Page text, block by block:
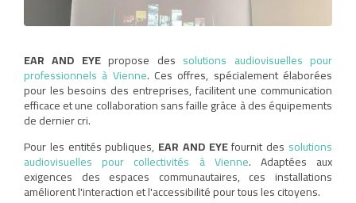
EAR AND EYEpropose des solutions audiovisuelles pour
professionnels à Vienne. Ces offres, spécialement élaborées
pour les besoins des entreprises, facilitent une communication
efficace et une collaboration sans faille grâce à des équipements
de dernier cri.
Pour les entités publiques, EAR AND EYEfournit des solutions
audiovisuelles pour collectivités à Vienne. Adaptées aux
exigences des espaces communautaires, ces installations
améliorent l'interaction et l'accessibilité pour tous les citoyens.